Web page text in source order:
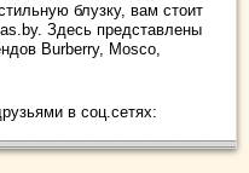
блузку, вам стоит
Здесь представлены
Burberry, Mosco,
в соц.сетях: